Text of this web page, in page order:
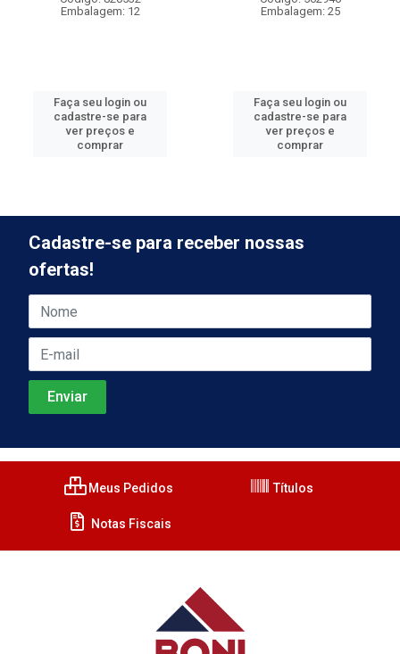
Embalagem: 12
Faça seu login ou
cadastre-se para
ver preços e
comprar
Embalagem: 25
Faça seu login ou
cadastre-se para
ver preços e
comprar
Cadastre-se para receber nossas
ofertas!
Meus Pedidos Títulos
Notas Fiscais